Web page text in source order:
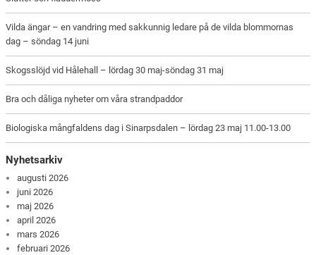
Vilda ängar – en vandring med sakkunnig ledare på de vilda blommornas
dag – söndag 14 juni
Skogsslöjd vid Hålehall – lördag 30 maj-söndag 31 maj
Bra och dåliga nyheter om våra strandpaddor
Biologiska mångfaldens dag i Sinarpsdalen – lördag 23 maj 11.00-13.00
Nyhetsarkiv
augusti 2026
juni 2026
maj 2026
april 2026
mars 2026
februari 2026